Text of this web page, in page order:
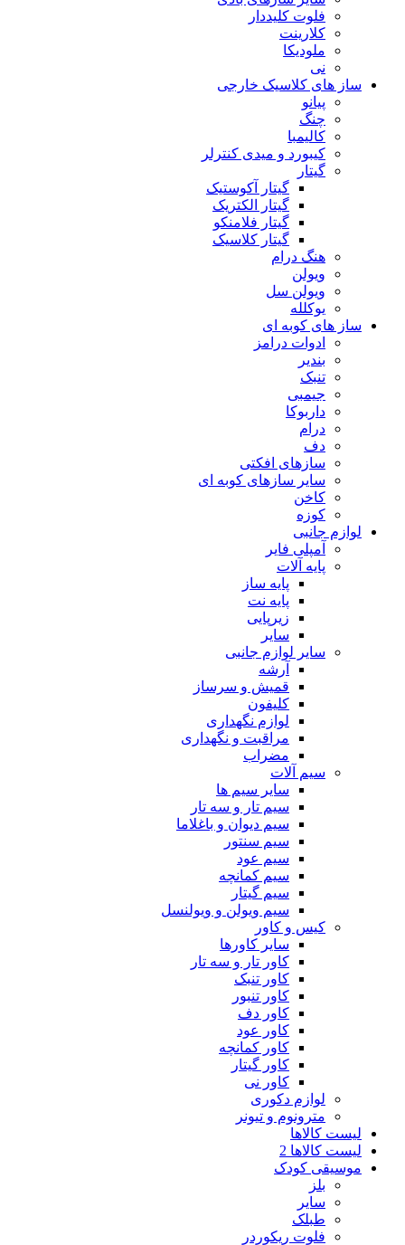
فلوت کلیددار
کلارینت
ملودیکا
نی
ساز های کلاسیک خارجی
پیانو
چنگ
کالیمبا
کیبورد و میدی کنترلر
گیتار
گیتار آکوستیک
گیتار الکتریک
گیتار فلامنکو
گیتار کلاسیک
هنگ درام
ویولن
ویولن سل
یوکلله
ساز های کوبه ای
ادوات درامز
بندیر
تنبک
جیمبی
داربوکا
درام
دف
سازهای افکتی
سایر سازهای کوبه ای
کاخن
کوزه
لوازم جانبی
آمپلی فایر
پایه آلات
پایه ساز
پایه نت
زیرپایی
سایر
سایر لوازم جانبی
آرشه
قمیش و سرساز
کلیفون
لوازم نگهداری
مراقبت و نگهداری
مضراب
سیم آلات
سایر سیم ها
سیم تار و سه تار
سیم دیوان و باغلاما
سیم سنتور
سیم عود
سیم کمانچه
سیم گیتار
سیم ویولن و ویولنسل
کیس و کاور
سایر کاورها
کاور تار و سه تار
کاور تنبک
کاور تنبور
کاور دف
کاور عود
کاور کمانچه
کاور گیتار
کاور نی
لوازم دکوری
مترونوم و تیونر
لیست کالاها
لیست کالاها 2
موسیقی کودک
بلز
سایر
طبلک
فلوت ریکوردر